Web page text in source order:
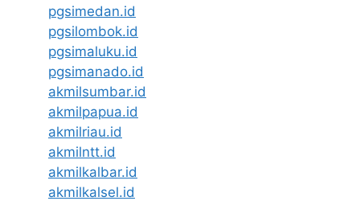
pgsimedan.id
pgsilombok.id
pgsimaluku.id
pgsimanado.id
akmilsumbar.id
akmilpapua.id
akmilriau.id
akmilntt.id
akmilkalbar.id
akmilkalsel.id